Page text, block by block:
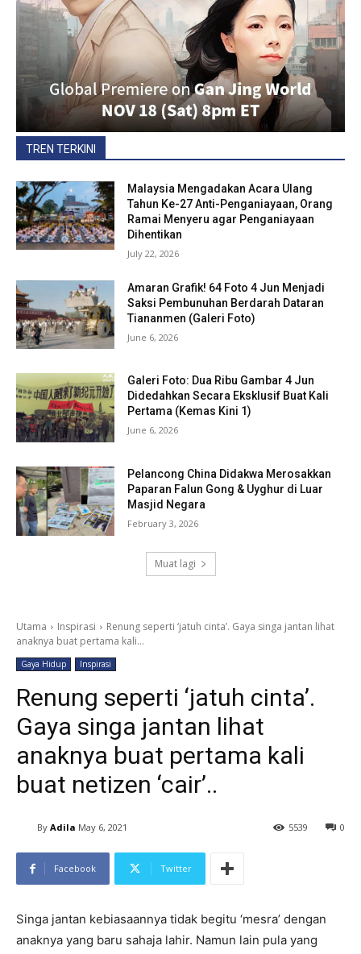
TREN TERKINI
Malaysia Mengadakan Acara Ulang
Tahun Ke-27 Anti-Penganiayaan, Orang
Ramai Menyeru agar Penganiayaan
Dihentikan
July 22, 2026
Amaran Grafik! 64 Foto 4 Jun Menjadi
Saksi Pembunuhan Berdarah Dataran
Tiananmen (Galeri Foto)
June 6, 2026
Galeri Foto: Dua Ribu Gambar 4 Jun
Didedahkan Secara Eksklusif Buat Kali
Pertama (Kemas Kini 1)
June 6, 2026
Pelancong China Didakwa Merosakkan
Paparan Falun Gong & Uyghur di Luar
Masjid Negara
February 3, 2026
Muat lagi